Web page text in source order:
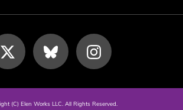
(C) Elen Works LLC. All Rights Reserved.